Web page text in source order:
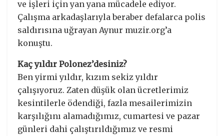
ve işleri için yan yana mücadele ediyor.
Çalışma arkadaşlarıyla beraber defalarca polis
saldırısına uğrayan Aynur muzir.org’a
konuştu.
Kaç yıldır Polonez’desiniz?
Ben yirmi yıldır, kızım sekiz yıldır
çalışıyoruz. Zaten düşük olan ücretlerimiz
kesintilerle ödendiği, fazla mesailerimizin
karşılığını alamadığımız, cumartesi ve pazar
günleri dahi çalıştırıldığımız ve resmi